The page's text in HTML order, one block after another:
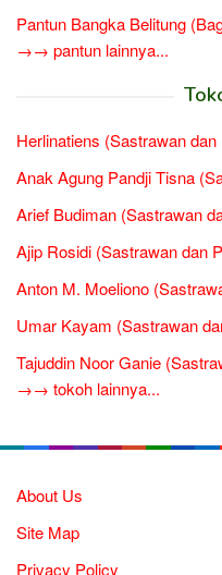
Pantun Bangka Belitung
→→ pantun lainnya...
Herlinatiens (Sastrawan dan
Anak Agung Pandji Tisna
Arief Budiman (Sastrawan
Ajip Rosidi (Sastrawan dan
Anton M. Moeliono
Umar Kayam (Sastrawan
Tajuddin Noor Ganie
→→ tokoh lainnya...
About Us
Site Map
Privacy Policy